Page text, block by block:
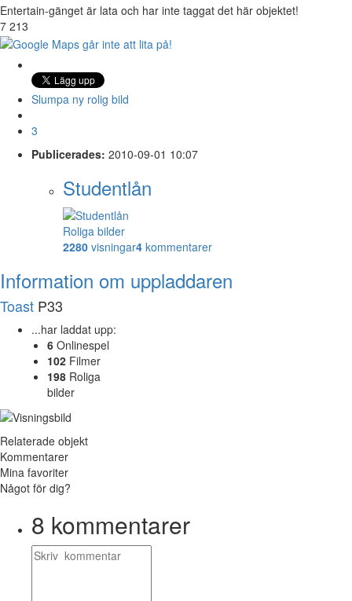
Entertain-gänget är lata och har inte taggat det här objektet!
7 213
Slumpa ny rolig bild
3
Publicerades: 2010-09-01 10:07
Studentlån
Roliga bilder
2280 visningar4 kommentarer
Information om uppladdaren
Toast P33
...har laddat upp:
6 Onlinespel
102 Filmer
198 Roliga
bilder
Relaterade objekt
Kommentarer
Mina favoriter
Något för dig?
8 kommentarer